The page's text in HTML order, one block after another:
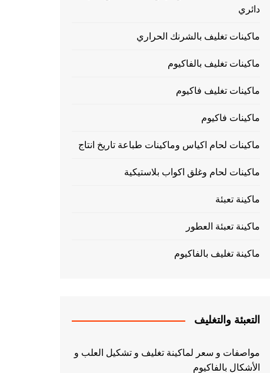
دائري
ماكينات تغليف بالشرنك الحراري
ماكينات تغليف بالفاكيوم
ماكينات تغليف فاكيوم
ماكينات فاكيوم
ماكينات لحام اكياس وماكينات طباعة تاريخ انتاج
ماكينات لحام وغلق اكواب بلاستيكية
ماكينة تعبئة
ماكينة تعبئة العطور
ماكينة تغليف بالفاكيوم
التعبئة والتغليف
مواصفات و سعر لماكينة تغليف و تشكيل العلب و
الأشكال بالفاكيوم